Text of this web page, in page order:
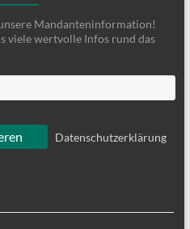
Mandanteninformation!
viele wertvolle Infos rund das
Datenschutzerklärung